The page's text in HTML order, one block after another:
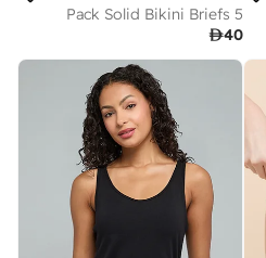
5 Pack Solid Bikini Briefs
40